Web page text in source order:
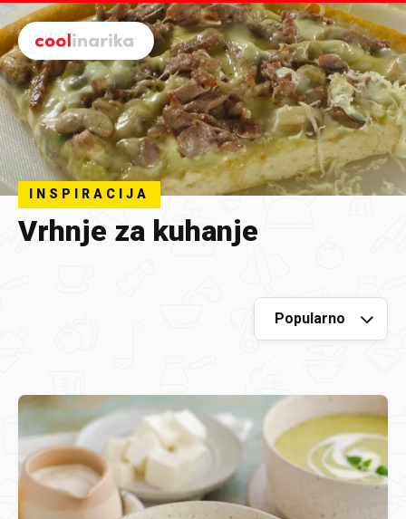
Preskoči na glavni sadržaj
INSPIRACIJA
Vrhnje za kuhanje